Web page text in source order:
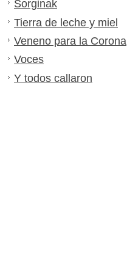
Sorginak
Tierra de leche y miel
Veneno para la Corona
Voces
Y todos callaron